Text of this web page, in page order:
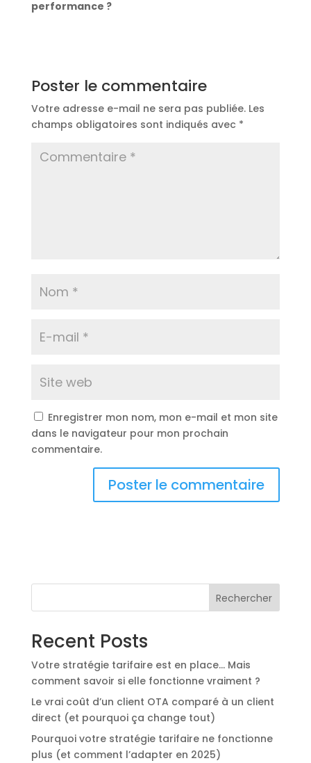
performance ?
Poster le commentaire
Votre adresse e-mail ne sera pas publiée. Les
champs obligatoires sont indiqués avec *
Enregistrer mon nom, mon e-mail et mon site
dans le navigateur pour mon prochain
commentaire.
Rechercher
Recent Posts
Votre stratégie tarifaire est en place… Mais
comment savoir si elle fonctionne vraiment ?
Le vrai coût d’un client OTA comparé à un client
direct (et pourquoi ça change tout)
Pourquoi votre stratégie tarifaire ne fonctionne
plus (et comment l’adapter en 2025)